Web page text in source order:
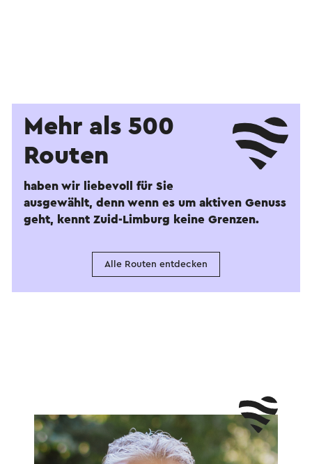
Mehr als 500
Routen
haben wir liebevoll für Sie
ausgewählt, denn wenn es um aktiven Genuss
geht, kennt Zuid-Limburg keine Grenzen.
Alle Routen entdecken